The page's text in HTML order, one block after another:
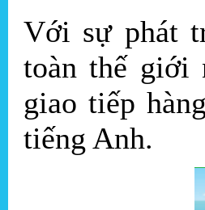
Với sự phát
toàn thế giới
giao tiếp
tiếng Anh.